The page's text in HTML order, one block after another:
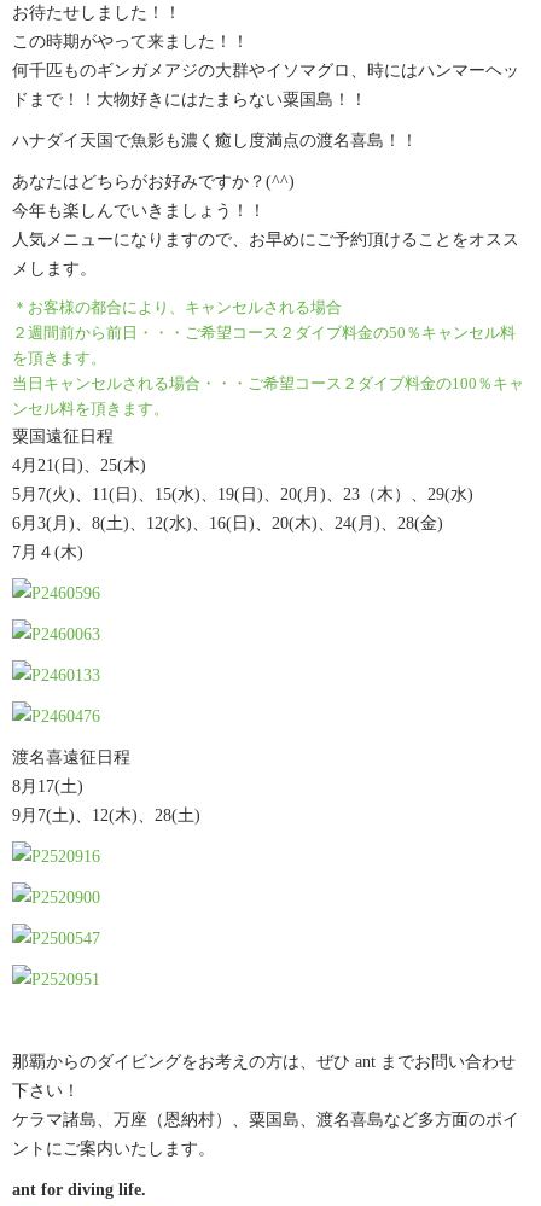
お待たせしました！！
この時期がやって来ました！！
何千匹ものギンガメアジの大群やイソマグロ、時にはハンマーヘッ
ドまで！！大物好きにはたまらない粟国島！！
ハナダイ天国で魚影も濃く癒し度満点の渡名喜島！！
あなたはどちらがお好みですか？(^^)
今年も楽しんでいきましょう！！
人気メニューになりますので、お早めにご予約頂けることをオスス
メします。
＊お客様の都合により、キャンセルされる場合
２週間前から前日・・・ご希望コース２ダイブ料金の50％キャンセル料
を頂きます。
当日キャンセルされる場合・・・ご希望コース２ダイブ料金の100％キャ
ンセル料を頂きます。
粟国遠征日程
4月21(日)、25(木)
5月7(火)、11(日)、15(水)、19(日)、20(月)、23（木）、29(水)
6月3(月)、8(土)、12(水)、16(日)、20(木)、24(月)、28(金)
7月４(木)
渡名喜遠征日程
8月17(土)
9月7(土)、12(木)、28(土)
那覇からのダイビングをお考えの方は、ぜひ ant までお問い合わせ
下さい！
ケラマ諸島、万座（恩納村）、粟国島、渡名喜島など多方面のポイ
ントにご案内いたします。
ant for diving life.